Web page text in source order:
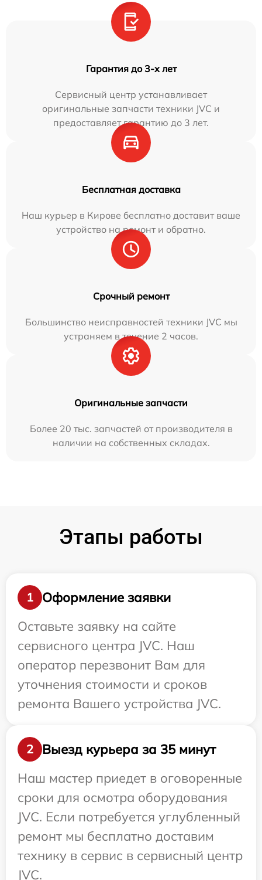
Гарантия до 3-х лет
Сервисный центр устанавливает
оригинальные запчасти техники JVC и
предоставляет гарантию до 3 лет.
Бесплатная доставка
Наш курьер в Кирове бесплатно доставит ваше
устройство на ремонт и обратно.
Срочный ремонт
Большинство неисправностей техники JVC мы
устраняем в течение 2 часов.
Оригинальные запчасти
Более 20 тыс. запчастей от производителя в
наличии на собственных складах.
Этапы работы
1
Оформление заявки
Оставьте заявку на сайте
сервисного центра JVC. Наш
оператор перезвонит Вам для
уточнения стоимости и сроков
ремонта Вашего устройства JVC.
2
Выезд курьера за 35 минут
Наш мастер приедет в оговоренные
сроки для осмотра оборудования
JVC. Если потребуется углубленный
ремонт мы бесплатно доставим
технику в сервис в сервисный центр
JVC.